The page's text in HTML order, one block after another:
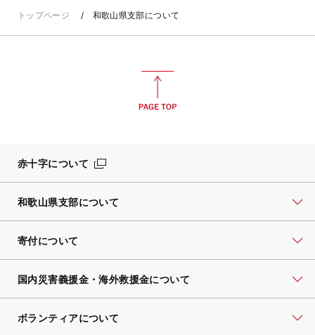
トップページ 和歌山県支部について
赤十字について
和歌山県支部について
寄付について
国内災害義援金・海外救援金について
ボランティアについて